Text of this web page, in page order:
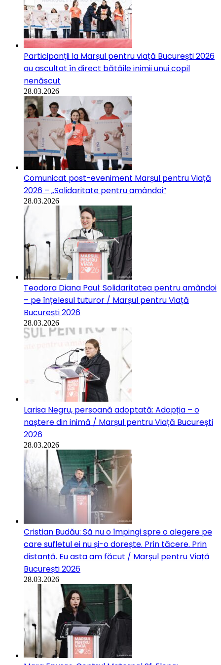
Participanții la Marșul pentru viață București 2026
au ascultat în direct bătăile inimii unui copil
nenăscut
28.03.2026
Comunicat post-eveniment Marșul pentru Viață
2026 – „Solidaritate pentru amândoi”
28.03.2026
Teodora Diana Paul: Solidaritatea pentru amândoi
– pe înțelesul tuturor / Marșul pentru Viață
București 2026
28.03.2026
Larisa Negru, persoană adoptată: Adopția – o
naștere din inimă / Marșul pentru Viață București
2026
28.03.2026
Cristian Budău: Să nu o împingi spre o alegere pe
care sufletul ei nu și-o dorește. Prin tăcere. Prin
distanță. Eu asta am făcut / Marșul pentru Viață
București 2026
28.03.2026